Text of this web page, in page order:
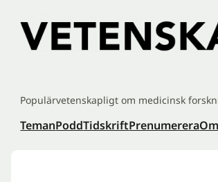
innehåll
Populärvetenskapligt om medicinsk
TemanPoddTidskriftPrenumerera